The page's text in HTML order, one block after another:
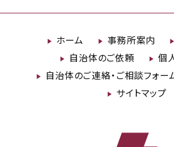
ホーム 事務所案内
自治体のご依頼
個
自治体のご連絡・ご相談フォー
サイトマップ